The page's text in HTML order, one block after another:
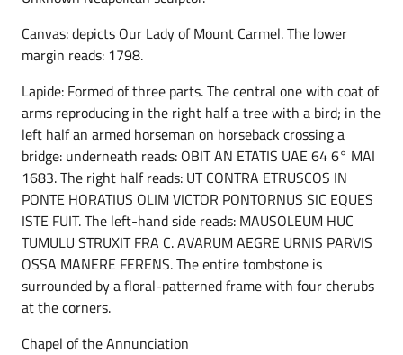
Canvas: depicts Our Lady of Mount Carmel. The lower
margin reads: 1798.
Lapide: Formed of three parts. The central one with coat of
arms reproducing in the right half a tree with a bird; in the
left half an armed horseman on horseback crossing a
bridge: underneath reads: OBIT AN ETATIS UAE 64 6° MAI
1683. The right half reads: UT CONTRA ETRUSCOS IN
PONTE HORATIUS OLIM VICTOR PONTORNUS SIC EQUES
ISTE FUIT. The left-hand side reads: MAUSOLEUM HUC
TUMULU STRUXIT FRA C. AVARUM AEGRE URNIS PARVIS
OSSA MANERE FERENS. The entire tombstone is
surrounded by a floral-patterned frame with four cherubs
at the corners.
Chapel of the Annunciation